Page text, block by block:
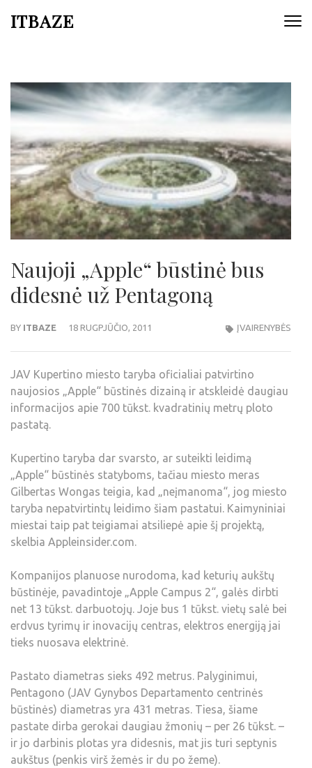
ITBAZE
Naujoji „Apple“ būstinė bus
didesnė už Pentagoną
BY ITBAZE 18 RUGPJŪČIO, 2011 ĮVAIRENYBĖS
JAV Kupertino miesto taryba oficialiai patvirtino
naujosios „Apple“ būstinės dizainą ir atskleidė daugiau
informacijos apie 700 tūkst. kvadratinių metrų ploto
pastatą.
Kupertino taryba dar svarsto, ar suteikti leidimą
„Apple“ būstinės statyboms, tačiau miesto meras
Gilbertas Wongas teigia, kad „neįmanoma“, jog miesto
taryba nepatvirtintų leidimo šiam pastatui. Kaimyniniai
miestai taip pat teigiamai atsiliepė apie šį projektą,
skelbia Appleinsider.com.
Kompanijos planuose nurodoma, kad keturių aukštų
būstinėje, pavadintoje „Apple Campus 2“, galės dirbti
net 13 tūkst. darbuotojų. Joje bus 1 tūkst. vietų salė bei
erdvus tyrimų ir inovacijų centras, elektros energiją jai
tieks nuosava elektrinė.
Pastato diametras sieks 492 metrus. Palyginimui,
Pentagono (JAV Gynybos Departamento centrinės
būstinės) diametras yra 431 metras. Tiesa, šiame
pastate dirba gerokai daugiau žmonių – per 26 tūkst. –
ir jo darbinis plotas yra didesnis, mat jis turi septynis
aukštus (penkis virš žemės ir du po žeme).